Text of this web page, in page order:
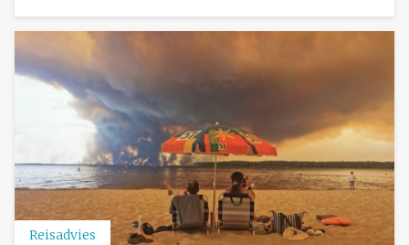
Reisadvies